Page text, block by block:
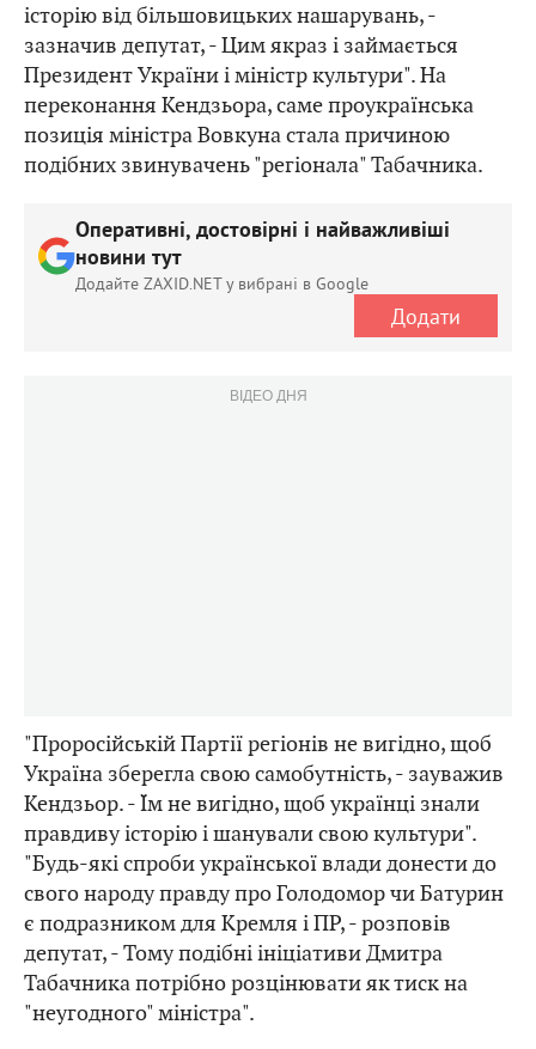
історію від більшовицьких нашарувань, -
зазначив депутат, - Цим якраз і займається
Президент України і міністр культури". На
переконання Кендзьора, саме проукраїнська
позиція міністра Вовкуна стала причиною
подібних звинувачень "регіонала" Табачника.
Оперативні, достовірні і найважливіші
новини тут
Додайте ZAXID.NET у вибрані в Google
Додати
ВІДЕО ДНЯ
"Проросійській Партії регіонів не вигідно, щоб
Україна зберегла свою самобутність, - зауважив
Кендзьор. - Їм не вигідно, щоб українці знали
правдиву історію і шанували свою культури".
"Будь-які спроби української влади донести до
свого народу правду про Голодомор чи Батурин
є подразником для Кремля і ПР, - розповів
депутат, - Тому подібні ініціативи Дмитра
Табачника потрібно розцінювати як тиск на
"неугодного" міністра".